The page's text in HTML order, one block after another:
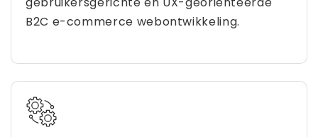
B2C e-commerce webontwikkeling.